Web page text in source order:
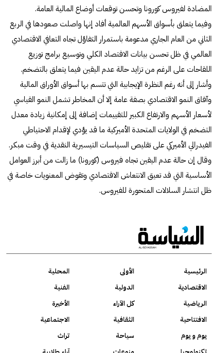
المضادة لفيروس كورونا وتحسن توقعات أوضاع المالية العامة.
وفيما يتعلق بأسواق الأسهم العالمية أفاد إنها واصلت صعودها في الربع
الثاني من العام الجاري مدعومة باستمرار التفاؤل تجاه التعافي الاقتصادي
العالمي في ظل تحسن بيانات الاقتصاد الكلي وتوسيع برامج توزيع
اللقاحات على الرغم من تزايد حالة عدم اليقين فيما يتعلق بالتضخم.
وأشار إلى أنه رغم النظرة الإيجابية التي تتسم بها أسواق الأوراق المالية
وآفاق النمو الاقتصادي بصفة عامة إلا أن المخاطر تشمل النمو القياسي
لأسعار الأسهم والارتفاع الكبير للتقييمات إضافة إلى إمكانية زيادة معدل
التضخم في الولايات المتحدة الأميركية ما قد يؤدي لإقدام الاحتياطي
الفيدرالي الأميركي على تقليص السياسات التيسيرية النقدية في وقت مبكر.
وقال إن حالة عدم اليقين تجاه فيروس (كورونا) ما زالت من أبرز العوامل
الأساسية التي قد تعيق الانتعاش الاقتصادي وتقوض المعنويات خاصة في
ظل انتشار السلالات المتحورة للفيروس.
الرئيسية الأولى
المحلية
الاقتصادية
الدولية
الفنية
الرياضية
كل الآراء
الأخيرة
الافتتاحية
الثقافية
الاجتماعية
يوم و يوم
سياحة
تراث